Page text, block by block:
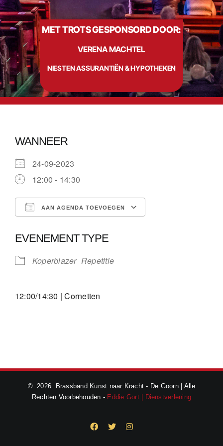
MET TROTS GESPONSORD DOOR:
VERENA MACHTEL
NIESTEN ASSURANTIËN & HYPOTHEKEN
Info
Contact
WANNEER
24-09-2023
12:00 - 14:30
AAN AGENDA TOEVOEGEN
EVENEMENT TYPE
Koperblazer Repetitie
12:00/14:30 | Cornetten
© 2026 Brassband Kunst naar Kracht - De Goorn | Alle
Rechten Voorbehouden - Eddie Gort | Dienstverlening
Facebook
X Instagram